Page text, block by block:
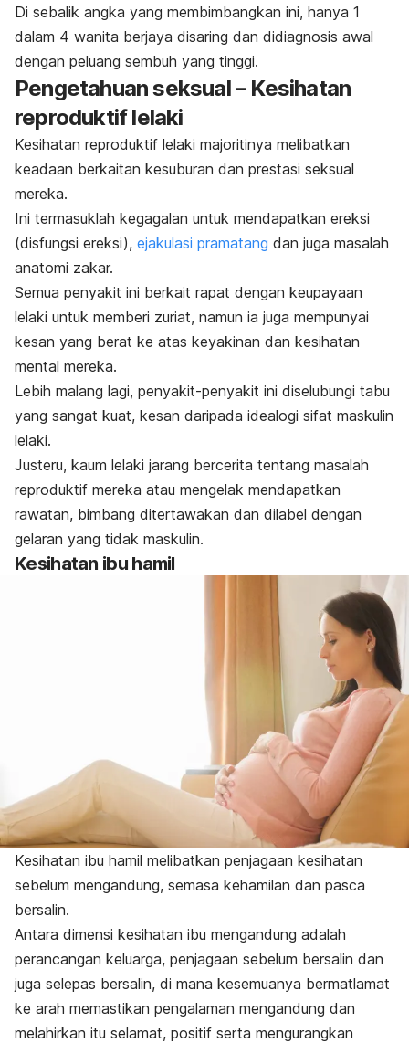
Di sebalik angka yang membimbangkan ini, hanya 1
dalam 4 wanita berjaya disaring dan didiagnosis awal
dengan peluang sembuh yang tinggi.
Pengetahuan seksual – Kesihatan
reproduktif lelaki
Kesihatan reproduktif lelaki majoritinya melibatkan
keadaan berkaitan kesuburan dan prestasi seksual
mereka.
Ini termasuklah kegagalan untuk mendapatkan ereksi
(disfungsi ereksi), ejakulasi pramatang dan juga masalah
anatomi zakar.
Semua penyakit ini berkait rapat dengan keupayaan
lelaki untuk memberi zuriat, namun ia juga mempunyai
kesan yang berat ke atas keyakinan dan kesihatan
mental mereka.
Lebih malang lagi, penyakit-penyakit ini diselubungi tabu
yang sangat kuat, kesan daripada idealogi sifat maskulin
lelaki.
Justeru, kaum lelaki jarang bercerita tentang masalah
reproduktif mereka atau mengelak mendapatkan
rawatan, bimbang ditertawakan dan dilabel dengan
gelaran yang tidak maskulin.
Kesihatan ibu hamil
Kesihatan ibu hamil melibatkan penjagaan kesihatan
sebelum mengandung, semasa kehamilan dan pasca
bersalin.
Antara dimensi kesihatan ibu mengandung adalah
perancangan keluarga, penjagaan sebelum bersalin dan
juga selepas bersalin, di mana kesemuanya bermatlamat
ke arah memastikan pengalaman mengandung dan
melahirkan itu selamat, positif serta mengurangkan